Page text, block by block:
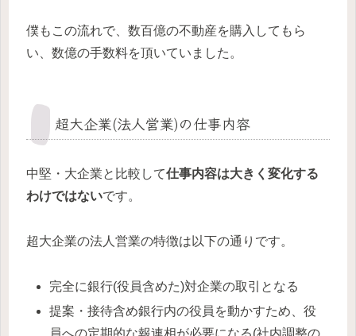
僕もこの流れで、数百億の不動産を購入してもら
い、数億の手数料を頂いていました。
超大企業(法人営業)の仕事内容
中堅・大企業と比較して仕事内容は大きく変化する
わけではないです。
超大企業の法人営業の特徴は以下の通りです。
完全に銀行(役員含めた)対企業の取引となる
提案・接待含め銀行内の役員を動かすため、役
員への定期的な報連相が必要になる(社内調整の